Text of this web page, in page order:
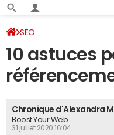
SEO
10 astuces
Chronique d'Alexandra
Boost Your Web
31 juillet 2020 16:04